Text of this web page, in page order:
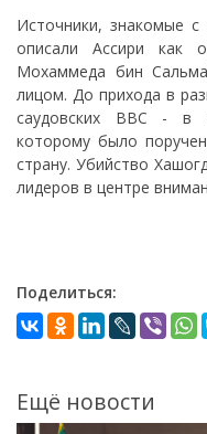
Источники, знакомые
описали Ассири как
Мохаммеда бин
лицом. До прихода в
саудовских ВВС - в
которому было
страну. Убийство
лидеров в центре
Поделиться:
Ещё новости